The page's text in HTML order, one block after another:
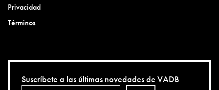
Privacidad
Términos
Suscríbete a las últimas novedades de VADB